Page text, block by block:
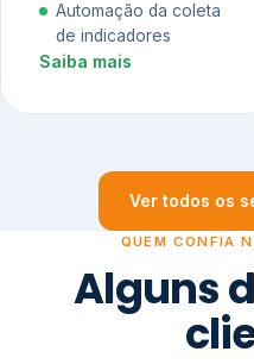
Automação da coleta
de indicadores
Saiba mais
Ver todos os
QUEM CONFIA
Alguns